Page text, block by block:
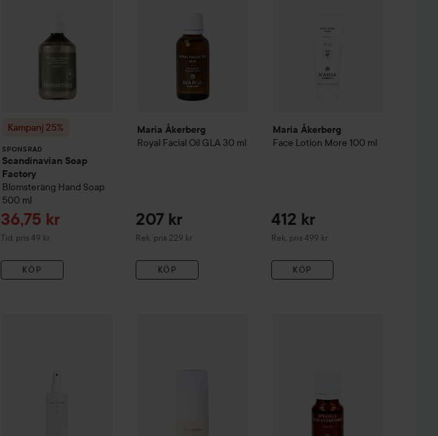
Kampanj 25%
SPONSRAD
Scandinavian Soap
Factory
Blomsteräng Hand Soap
500 ml
Reapris
36,75 kr
Tid. pris 49 kr
Tidigare pris 49 kr
KÖP
Maria Åkerberg
Royal Facial Oil GLA 30 ml
207 kr
Rek. pris 229 kr
Rekommenderat pris 229 kr
KÖP
Maria Åkerberg
Face Lotion More 100 ml
412 kr
Rek. pris 499 kr
Rekommenderat pris 499 kr
KÖP